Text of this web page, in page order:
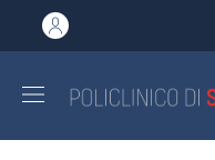
al contenuto principale
to footer content